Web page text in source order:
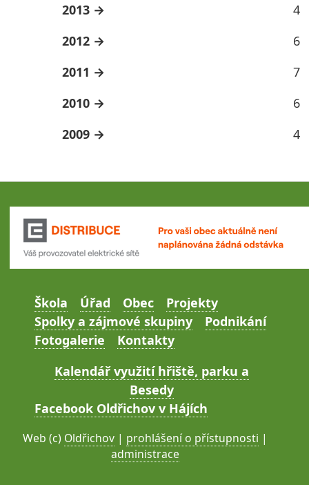
2013
4
2012
6
2011
7
2010
6
2009
4
Škola Úřad Obec
Projekty
Spolky a zájmové skupiny
Podnikání
Fotogalerie
Kontakty
Kalendář využití hřiště, parku a
Besedy
Facebook Oldřichov v Hájích
Web (c) Oldřichov | prohlášení o přístupnosti |
administrace